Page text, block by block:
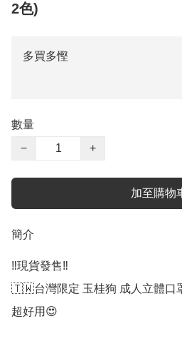
2色)
多買多慳
數量
−
+
加至購物
簡介
‼️現貨發售‼️
🇹🇼台灣限定 玉桂狗 成人立體口
超好用😍